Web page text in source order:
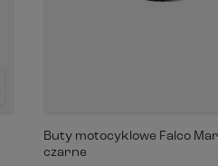
Buty motocyklowe Falco
czarne